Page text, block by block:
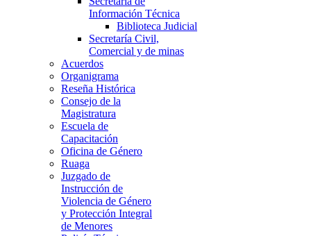
Información Técnica
Biblioteca Judicial
Secretaría Civil,
Comercial y de minas
Acuerdos
Organigrama
Reseña Histórica
Consejo de la
Magistratura
Escuela de
Capacitación
Oficina de Género
Ruaga
Juzgado de
Instrucción de
Violencia de Género
y Protección Integral
de Menores